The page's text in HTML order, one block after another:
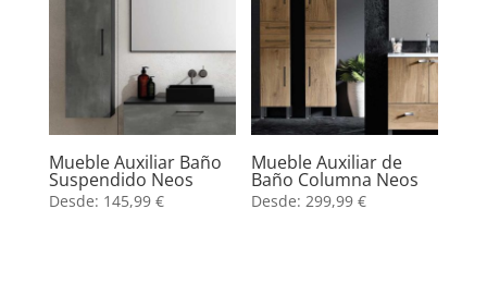
Mueble Auxiliar Baño
Suspendido Neos
Desde: 145,99 €
Mueble Auxiliar de
Baño Columna Neos
Desde:299,99€